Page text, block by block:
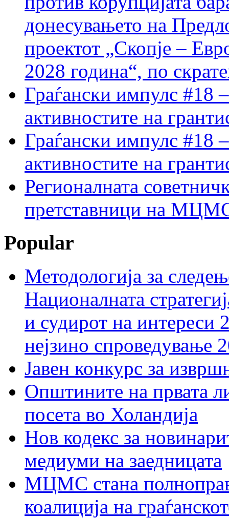
донесувањето на
проектот „Скопје –
2028 година“, по
Граѓански импулс #18
активностите на
Граѓански импулс #18
активностите на
Регионалната
претставници на МЦМС
Popular
Методологија за
Националната
и судирот на интереси
нејзино спроведување
Јавен конкурс за
Општините на првата
посета во Холандија
Нов кодекс за
медиуми на заедницата
МЦМС стана
коалиција на